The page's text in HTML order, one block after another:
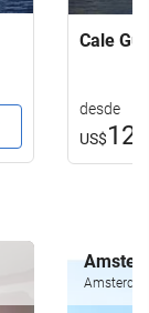
Cale
desde
US$120